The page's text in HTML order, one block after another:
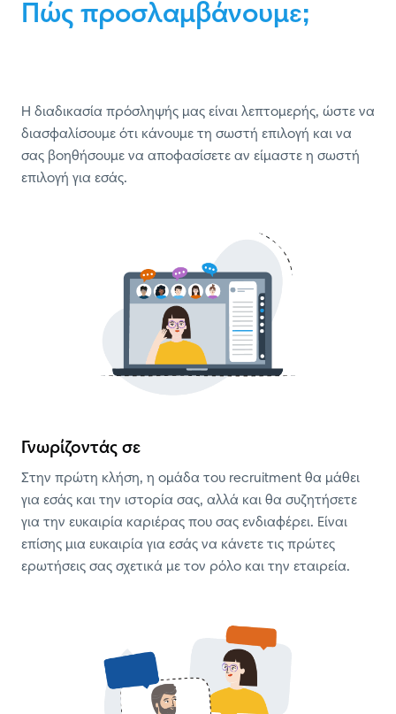
Πώς προσλαμβάνουμε;
Η διαδικασία πρόσληψής μας είναι λεπτομερής, ώστε να
διασφαλίσουμε ότι κάνουμε τη σωστή επιλογή και να
σας βοηθήσουμε να αποφασίσετε αν είμαστε η σωστή
επιλογή για εσάς.
Γνωρίζοντάς σε
Στην πρώτη κλήση, η ομάδα του recruitment θα μάθει
για εσάς και την ιστορία σας, αλλά και θα συζητήσετε
για την ευκαιρία καριέρας που σας ενδιαφέρει. Είναι
επίσης μια ευκαιρία για εσάς να κάνετε τις πρώτες
ερωτήσεις σας σχετικά με τον ρόλο και την εταιρεία.